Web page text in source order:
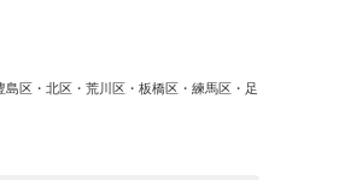
区・北区・荒川区・板橋区・練馬区・足